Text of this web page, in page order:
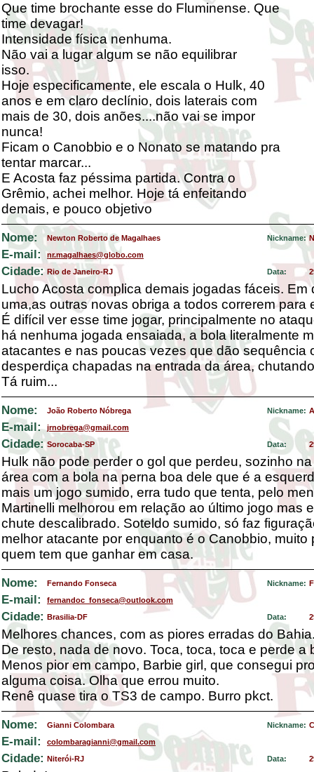
Que time brochante esse do Fluminense. Que
time devagar!
Intensidade física nenhuma.
Não vai a lugar algum se não equilibrar
isso.
Hoje especificamente, ele escala o Hulk, 40
anos e em claro declínio, dois laterais com
mais de 30, dois anões....não vai se impor
nunca!
Ficam o Canobbio e o Nonato se matando pra
tentar marcar...
E Acosta faz péssima partida. Contra o
Grêmio, achei melhor. Hoje tá enfeitando
demais, e pouco objetivo
Nome: Newton Roberto de Magalhaes Nickname:
E-mail: nr.magalhaes@globo.com
Cidade: Rio de Janeiro-RJ Data:
Lucho Acosta complica demais jogadas fáceis. Em
uma,as outras novas obriga a todos correrem para
É difícil ver esse time jogar, principalmente no
há nenhuma jogada ensaiada, a bola literalmente
atacantes e nas poucas vezes que dão sequência
desperdiça chapadas na entrada da área,
Tá ruim...
Nome: João Roberto Nóbrega Nickname:
E-mail: jrnobrega@gmail.com
Cidade: Sorocaba-SP Data:
Hulk não pode perder o gol que perdeu, sozinho
área com a bola na perna boa dele que é a
mais um jogo sumido, erra tudo que tenta, pelo
Martinelli melhorou em relação ao último jogo mas
chute descalibrado. Soteldo sumido, só faz
melhor atacante por enquanto é o Canobbio, muito
quem tem que ganhar em casa.
Nome: Fernando Fonseca Nickname:
E-mail: fernandoc_fonseca@outlook.com
Cidade: Brasilia-DF Data:
Melhores chances, com as piores erradas do
De resto, nada de novo. Toca, toca, toca e perde a
Menos pior em campo, Barbie girl, que consegui
alguma coisa. Olha que errou muito.
Renê quase tira o TS3 de campo. Burro pkct.
Nome: Gianni Colombara Nickname:
E-mail: colombaragianni@gmail.com
Cidade: Niterói-RJ Data: